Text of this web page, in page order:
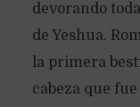
devorando
de Yeshua.
la primera
cabeza que